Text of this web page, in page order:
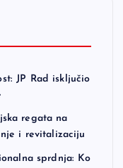
JP Rad isključio
regata na
i revitalizaciju
sprdnja: Ko